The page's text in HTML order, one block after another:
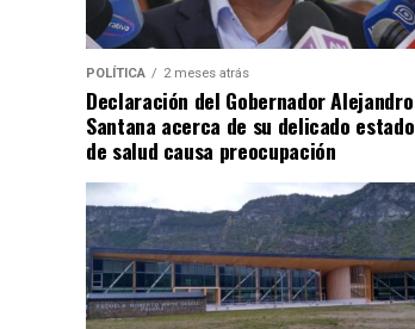
POLÍTICA 2 meses atrás
Declaración del Gobernador Alejandro
Santana acerca de su delicado estado
de salud causa preocupación